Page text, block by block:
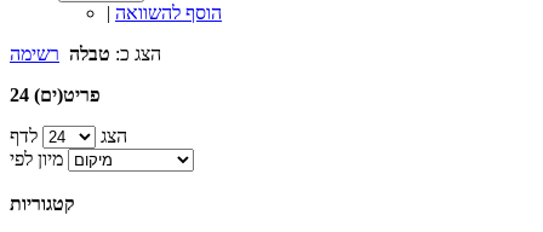
| הוסף להשוואה
הצג כ: טבלה רשימה
24 פריט(ים)
הצג
לדף
מיון לפי
קטגוריות